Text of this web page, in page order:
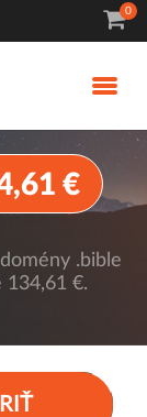
0
€
.bible
134,61 €.